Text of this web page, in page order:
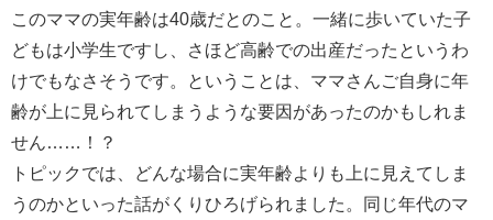
このママの実年齢は40歳だとのこと。一緒に歩いていた子
どもは小学生ですし、さほど高齢での出産だったというわ
けでもなさそうです。ということは、ママさんご自身に年
齢が上に見られてしまうような要因があったのかもしれま
せん……！？
トピックでは、どんな場合に実年齢よりも上に見えてしま
うのかといった話がくりひろげられました。同じ年代のマ